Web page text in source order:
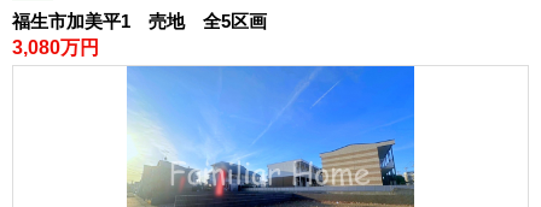
福生市加美平1 売地 全5区画
3,080万円